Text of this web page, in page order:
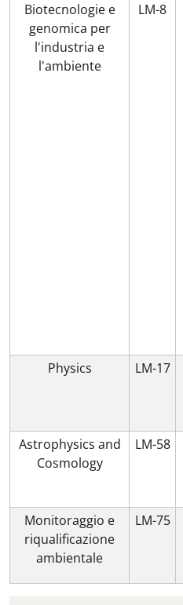
Biotecnologie e
genomica per
l'industria e
l'ambiente
LM-8
Physics LM-17
Astrophysics and
Cosmology
LM-58
Monitoraggio e
riqualificazione
ambientale
LM-75